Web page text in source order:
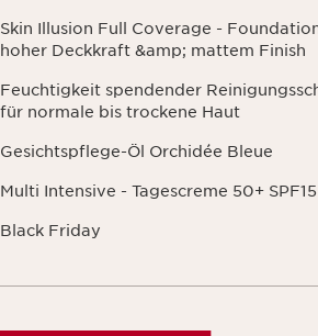
Skin Illusion Full Coverage -
hoher Deckkraft &amp; mattem Finish
Feuchtigkeit spendender
für normale bis trockene Haut
Gesichtspflege-Öl Orchidée Bleue
Multi Intensive - Tagescreme 50+ SPF15
Black Friday